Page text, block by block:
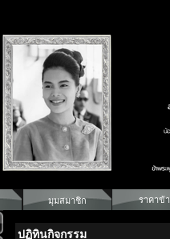
มุมสมาชิก ราคาข้
ปฏิทินกิจกรรม